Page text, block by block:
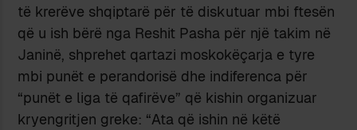
të krerëve shqiptarë për të diskutuar mbi ftesën
që u ish bërë nga Reshit Pasha për një takim në
Janinë, shprehet qartazi moskokëçarja e tyre
mbi punët e perandorisë dhe indiferenca për
“punët e liga të qafirëve” që kishin organizuar
kryengritjen greke: “Ata që ishin në këtë